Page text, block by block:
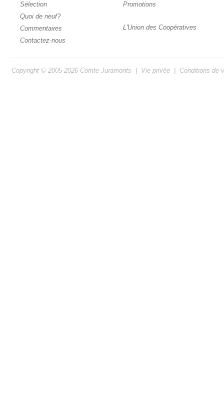
Sélection
Quoi de neuf?
Commentaires
Contactez-nous
Promotions
L'Union des Coopératives
Copyright © 2005-2026 Comte Juramonts Vie privée Conditions de